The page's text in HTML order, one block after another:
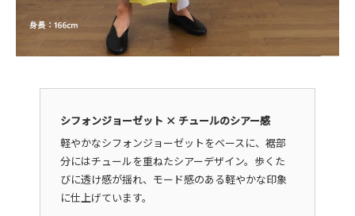
シフォンジョーゼット × チュールのシアー感
軽やかなシフォンジョーゼットをベースに、裾部
分にはチュールを重ねたシアーデザイン。歩くた
びに透け感が揺れ、モード感のある軽やかな印象
に仕上げています。